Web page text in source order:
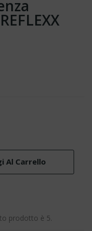
Al Carrello
prodotto è 5.